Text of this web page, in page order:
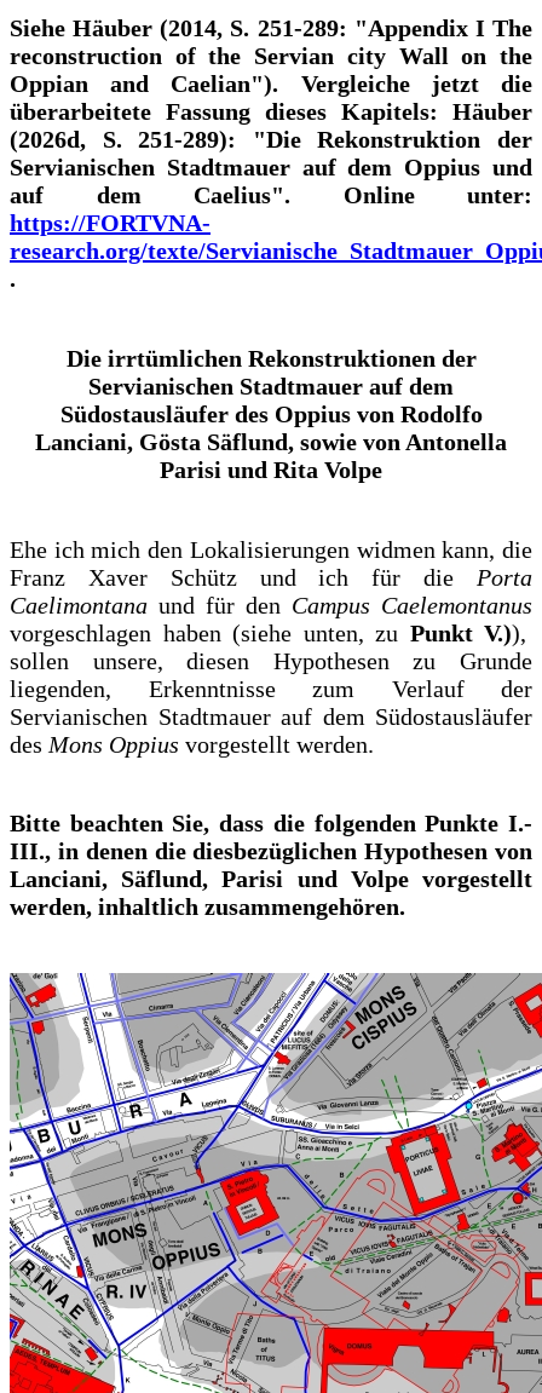
Siehe Häuber (2014, S. 251-289: "Appendix I The
reconstruction of the Servian city Wall on the
Oppian and Caelian"). Vergleiche jetzt die
überarbeitete Fassung dieses Kapitels: Häuber
(2026d, S. 251-289): "Die Rekonstruktion der
Servianischen Stadtmauer auf dem Oppius und
auf dem Caelius". Online unter:
https://FORTVNA-
research.org/texte/
.
Die irrtümlichen Rekonstruktionen der
Servianischen Stadtmauer auf dem
Südostausläufer des Oppius von Rodolfo
Lanciani, Gösta Säflund, sowie von Antonella
Parisi und Rita Volpe
Ehe ich mich den Lokalisierungen widmen kann, die
Franz Xaver Schütz und ich für die Porta
Caelimontana und für den Campus Caelemontanus
vorgeschlagen haben (siehe unten, zu Punkt V.)),
sollen unsere, diesen Hypothesen zu Grunde
liegenden, Erkenntnisse zum Verlauf der
Servianischen Stadtmauer auf dem Südostausläufer
des Mons Oppius vorgestellt werden.
Bitte beachten Sie, dass die folgenden Punkte I.-
III., in denen die diesbezüglichen Hypothesen von
Lanciani, Säflund, Parisi und Volpe vorgestellt
werden, inhaltlich zusammengehören.